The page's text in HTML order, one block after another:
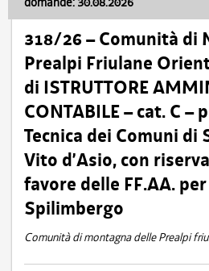
318/26 – Comunità di
Prealpi Friulane
di ISTRUTTORE
CONTABILE – cat. C –
Tecnica dei Comuni di
Vito d’Asio, con
favore delle FF.AA.
Spilimbergo
Comunità di montagna delle Prealpi